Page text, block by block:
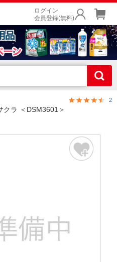
ログイン
会員登録(無料)
2
クラ ＜DSM3601＞